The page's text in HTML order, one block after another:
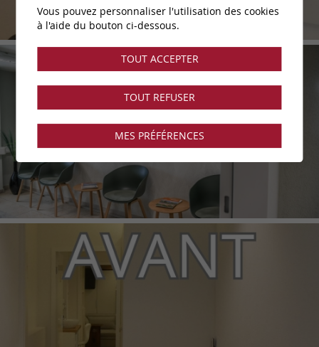
Vous pouvez personnaliser l'utilisation des cookies
à l'aide du bouton ci-dessous.
TOUT ACCEPTER
TOUT REFUSER
MES PRÉFÉRENCES